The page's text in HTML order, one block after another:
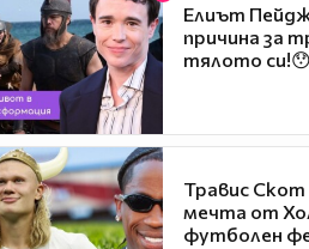
Елиът
причина за
тялото
Травис Скот
мечта от
футболен